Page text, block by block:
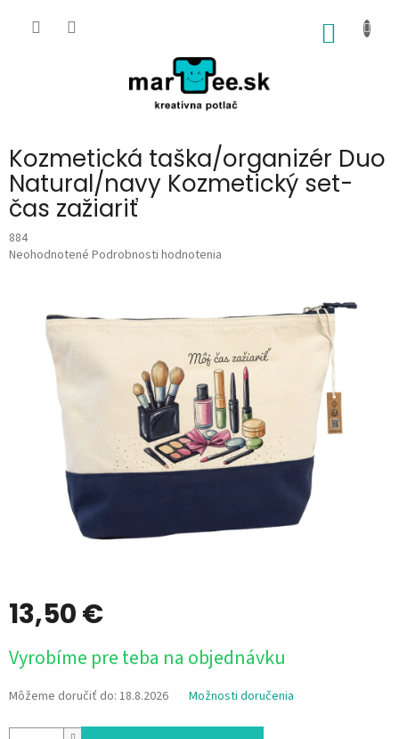
Kozmetická taška/organizér Duo
Natural/navy Kozmetický set-
čas zažiariť
884
Priemerné
hviezdičiek.
Neohodnotené Podrobnosti hodnotenia
13,50 €
cena:
Vyrobíme pre teba na objednávku
Môžeme doručiť do: 18.8.2026 Možnosti doručenia